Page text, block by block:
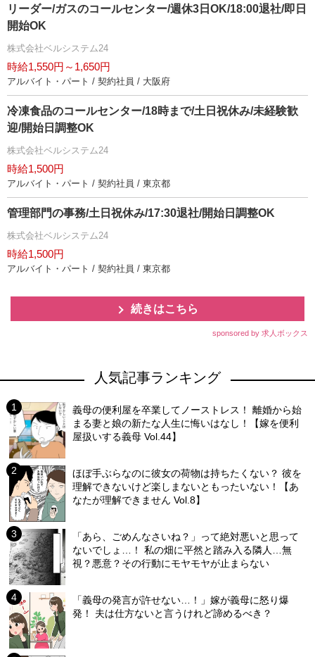
リーダー/ガスのコールセンター/週休3日OK/18:00退社/即日
開始OK
株式会社ベルシステム24
時給1,550円～1,650円
アルバイト・パート / 契約社員 / 大阪府
冷凍食品のコールセンター/18時まで/土日祝休み/未経験歓
迎/開始日調整OK
株式会社ベルシステム24
時給1,500円
アルバイト・パート / 契約社員 / 東京都
管理部門の事務/土日祝休み/17:30退社/開始日調整OK
株式会社ベルシステム24
時給1,500円
アルバイト・パート / 契約社員 / 東京都
続きはこちら
sponsored by 求人ボックス
人気記事ランキング
義母の便利屋を卒業してノーストレス！ 離婚から始
まる妻と娘の新たな人生に悔いはなし！【嫁を便利
屋扱いする義母 Vol.44】
ほぼ手ぶらなのに彼女の荷物は持ちたくない？ 彼を
理解できないけど楽しまないともったいない！【あ
なたが理解できません Vol.8】
「あら、ごめんなさいね？」って絶対悪いと思って
ないでしょ…！ 私の畑に平然と踏み入る隣人…無
視？悪意？その行動にモヤモヤが止まらない
「義母の発言が許せない…！」嫁が義母に怒り爆
発！ 夫は仕方ないと言うけれど諦めるべき？